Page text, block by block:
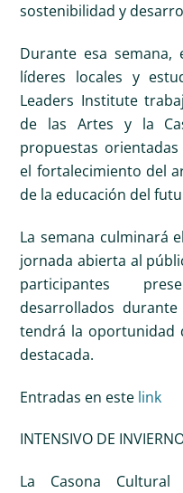
sostenibilidad y
Durante esa semana,
líderes locales y
Leaders Institute
de las Artes y la
propuestas
el fortalecimiento del
de la educación del
La semana culminará
jornada abierta al
participantes
desarrollados
tendrá la oportunidad
destacada.
Entradas en este link
INTENSIVO DE
La Casona